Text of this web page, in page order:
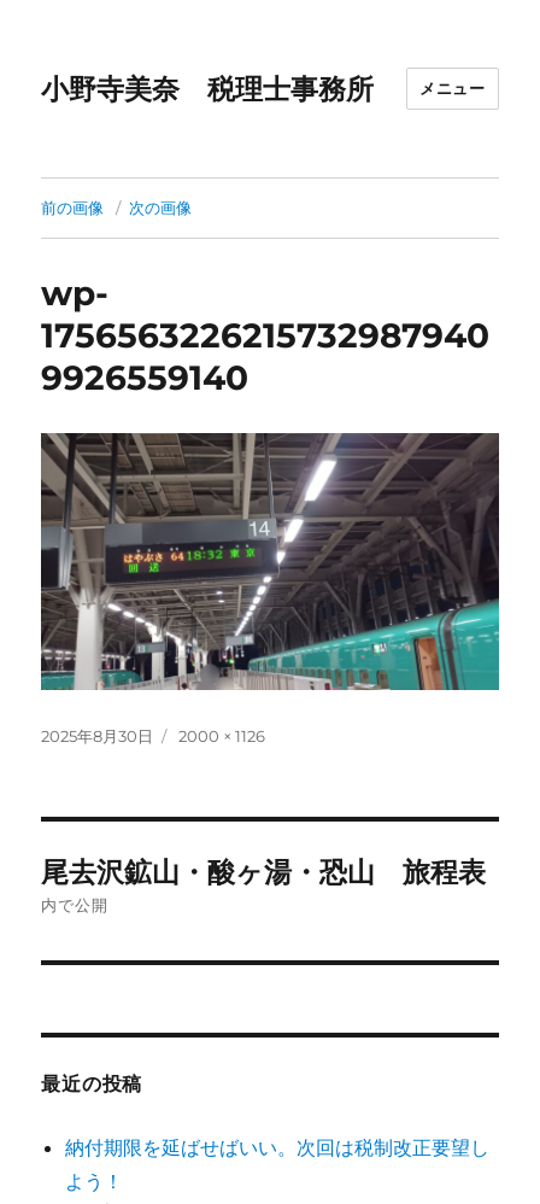
小野寺美奈 税理士事務所 メニュー
前の画像 次の画像
wp-
1756563226215732987940
9926559140
投
2025年8月30日
フ
2000 × 1126
稿
ゲ
ー
シ
尾去沢鉱山・酸ヶ湯・恐山 旅程表
内で公開
最近の投稿
納付期限を延ばせばいい。次回は税制改正要望し
よう！